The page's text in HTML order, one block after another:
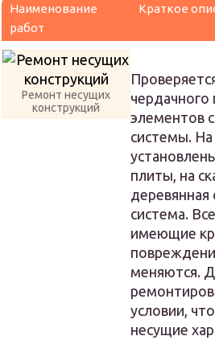
Наименование
работ
Краткое
Ремонт несущих
конструкций
чердачного
элементов
системы.
плиты, на
деревянная
система.
имеющие
меняются.
условии,
несущие